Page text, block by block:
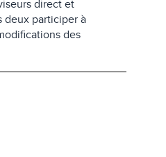
direct et
participer à
des